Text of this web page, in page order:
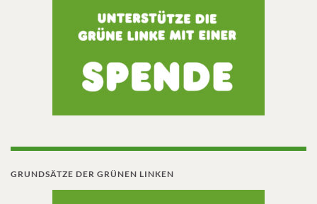
GRUNDSÄTZE DER GRÜNEN LINKEN